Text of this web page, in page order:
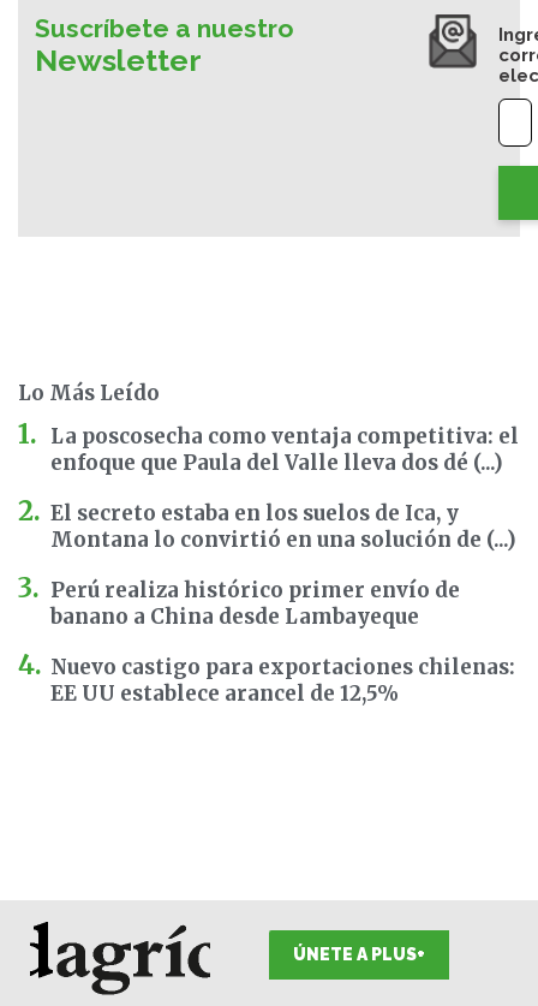
Suscríbete a nuestro
Newsletter
Lo Más Leído
La poscosecha como ventaja competitiva: el
enfoque que Paula del Valle lleva dos dé (...)
El secreto estaba en los suelos de Ica, y
Montana lo convirtió en una solución de (...)
Perú realiza histórico primer envío de
banano a China desde Lambayeque
Nuevo castigo para exportaciones chilenas:
EE UU establece arancel de 12,5%
ÚNETE A PLUS+